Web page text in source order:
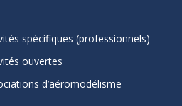
spécifiques (professionnels)
ouvertes
d’aéromodélisme